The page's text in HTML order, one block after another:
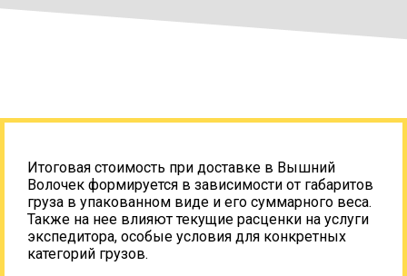
Итоговая стоимость при доставке в Вышний
Волочек формируется в зависимости от габаритов
груза в упакованном виде и его суммарного веса.
Также на нее влияют текущие расценки на услуги
экспедитора, особые условия для конкретных
категорий грузов.